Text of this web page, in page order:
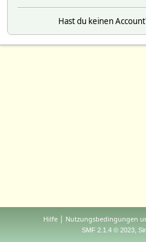
Hast du keinen
Hilfe | Nutzungsbedingungen
SMF 2.1.4 © 2023,